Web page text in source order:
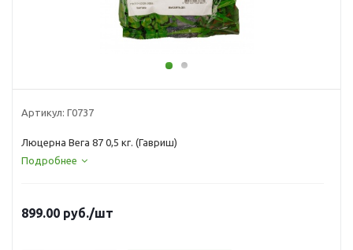
Артикул: Г0737
Люцерна Вега 87 0,5 кг. (Гавриш)
Подробнее
899.00 руб./шт